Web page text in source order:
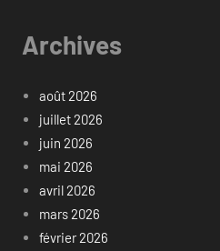
Archives
août 2026
juillet 2026
juin 2026
mai 2026
avril 2026
mars 2026
février 2026